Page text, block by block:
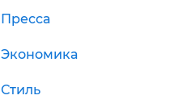
Пресса
Экономика
Стиль